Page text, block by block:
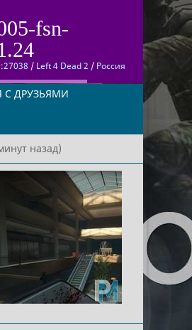
fsn-
/ Left 4 Dead 2 / Россия
С ДРУЗЬЯМИ
назад)